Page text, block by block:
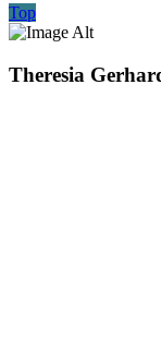
Top
Theresia